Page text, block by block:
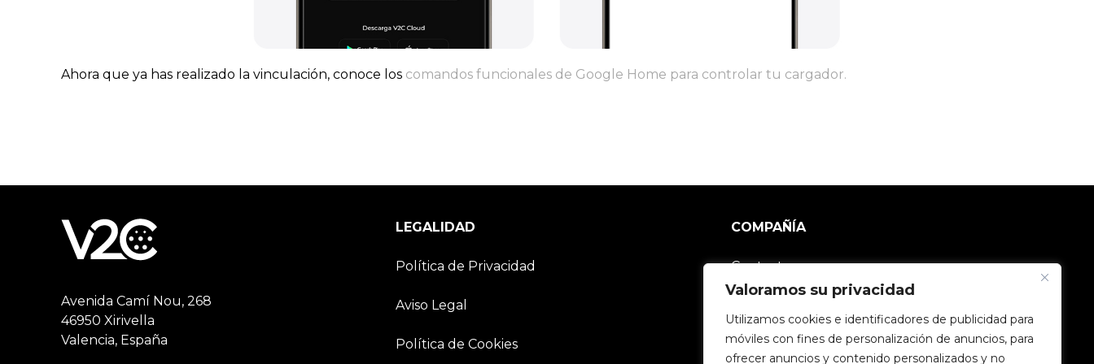
Valoramos su privacidad
Utilizamos cookies e identificadores de publicidad para
móviles con fines de personalización de anuncios, para
ofrecer anuncios y contenido personalizados y no
Ahora que ya has realizado la vinculación, conoce los comandos funcionales de Google Home para controlar tu cargador.
Avenida Camí Nou, 268
46950 Xirivella
Valencia, España
LEGALIDAD
Política de Privacidad
Aviso Legal
Política de Cookies
COMPAÑÍA
Contacto
Trabaja con nosotros